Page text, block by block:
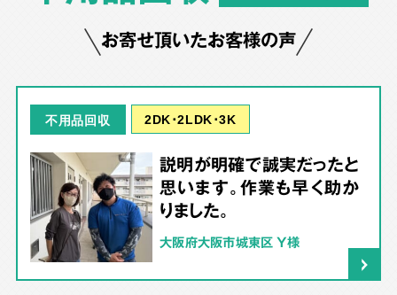
お寄せ頂いたお客様の声
不用品回収 2DK･2LDK･3K
説明が明確で誠実だったと
思います。作業も早く助か
りました。
大阪府大阪市城東区 Y様